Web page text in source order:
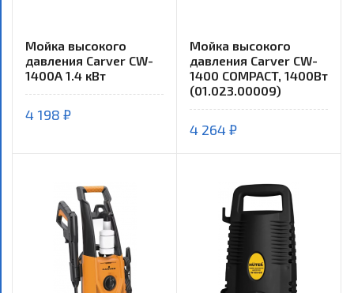
Мойка высокого
давления Carver CW-
1400A 1.4 кВт
4 198 ₽
Мойка высокого
давления Carver CW-
1400 COMPACT, 1400Вт
(01.023.00009)
4 264 ₽